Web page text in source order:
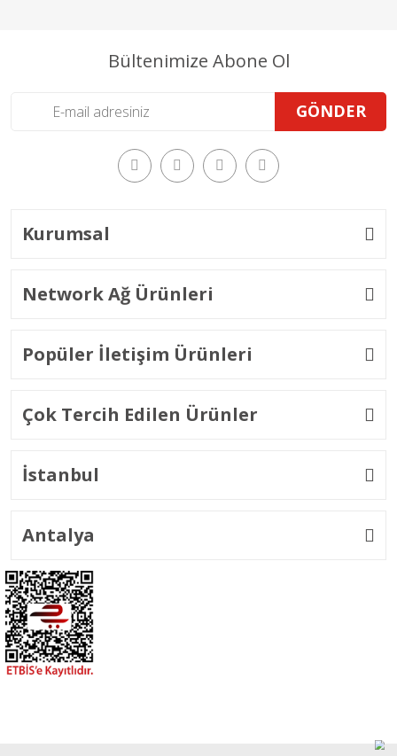
Bültenimize Abone Ol
GÖNDER
Kurumsal
Network Ağ Ürünleri
Popüler İletişim Ürünleri
Çok Tercih Edilen Ürünler
İstanbul
Antalya